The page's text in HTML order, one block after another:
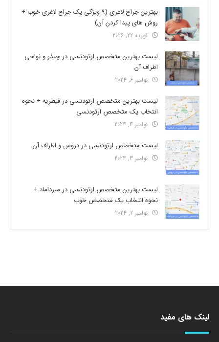
بهترین جراح لاغری (9 ویژگی یک جراح لاغری خوب +
روش های پیدا کردن آن)
فوریه 22, 2026
لیست بهترین متخصص ارتودنسی در چیذر و نواحی
اطراف آن
نوامبر 6, 2024
لیست بهترین متخصص ارتودنسی در قیطریه + نحوه
انتخاب یک متخصص ارتودنسی
نوامبر 4, 2024
لیست متخصص ارتودنسی در دروس و اطراف آن
نوامبر 3, 2024
لیست بهترین متخصص ارتودنسی در میرداماد +
نحوه انتخاب یک متخصص خوب
نوامبر 2, 2024
لینک های مفید